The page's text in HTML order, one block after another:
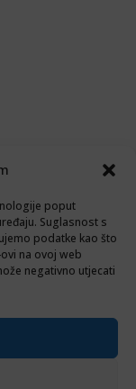
poput
Suglasnost s
podatke kao što
na ovoj web
negativno utjecati